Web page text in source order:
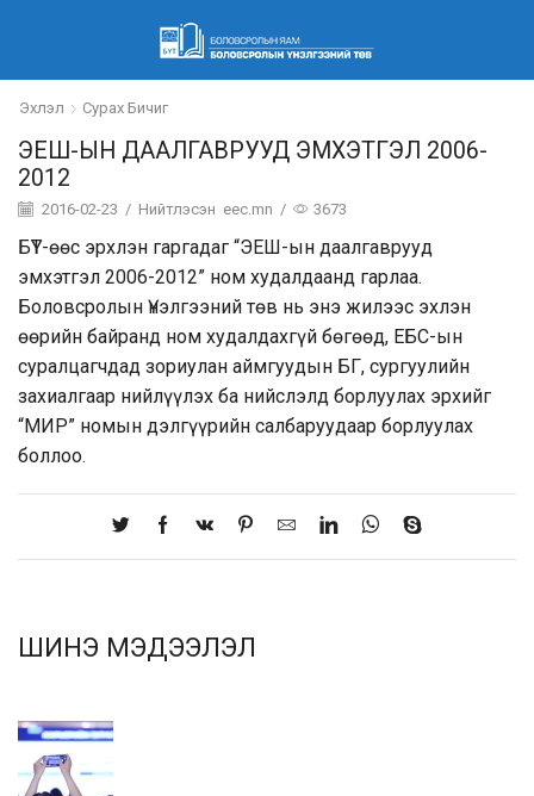
Эхлэл Сурах Бичиг
ЭЕШ-ЫН ДААЛГАВРУУД ЭМХЭТГЭЛ 2006-
2012
2016-02-23 / Нийтлэсэн eec.mn / 3673
БҮТ-өөс эрхлэн гаргадаг “ЭЕШ-ын даалгаврууд
эмхэтгэл 2006-2012” ном худалдаанд гарлаа.
Боловсролын Үнэлгээний төв нь энэ жилээс эхлэн
өөрийн байранд ном худалдахгүй бөгөөд, ЕБС-ын
суралцагчдад зориулан аймгуудын БГ, сургуулийн
захиалгаар нийлүүлэх ба нийслэлд борлуулах эрхийг
“МИР” номын дэлгүүрийн салбаруудаар борлуулах
боллоо.
ШИНЭ МЭДЭЭЛЭЛ